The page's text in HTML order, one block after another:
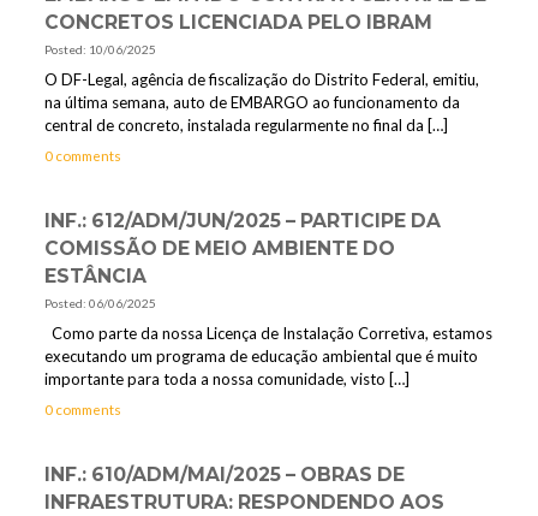
CONCRETOS LICENCIADA PELO IBRAM
Posted: 10/06/2025
O DF-Legal, agência de fiscalização do Distrito Federal, emitiu,
na última semana, auto de EMBARGO ao funcionamento da
central de concreto, instalada regularmente no final da […]
0 comments
INF.: 612/ADM/JUN/2025 – PARTICIPE DA
COMISSÃO DE MEIO AMBIENTE DO
ESTÂNCIA
Posted: 06/06/2025
Como parte da nossa Licença de Instalação Corretiva, estamos
executando um programa de educação ambiental que é muito
importante para toda a nossa comunidade, visto […]
0 comments
INF.: 610/ADM/MAI/2025 – OBRAS DE
INFRAESTRUTURA: RESPONDENDO AOS